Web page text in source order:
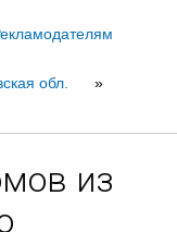
обл.
»
из